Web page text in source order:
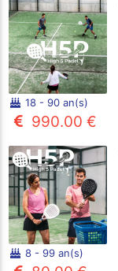
18 - 90 an(s)
990.00 €
8 - 99 an(s)